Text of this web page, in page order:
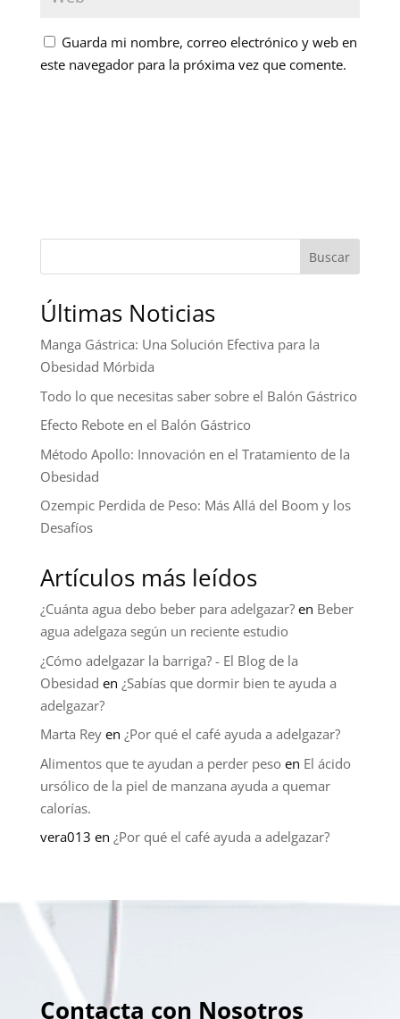
Guarda mi nombre, correo electrónico y web en
este navegador para la próxima vez que comente.
Buscar
Últimas Noticias
Manga Gástrica: Una Solución Efectiva para la
Obesidad Mórbida
Todo lo que necesitas saber sobre el Balón Gástrico
Efecto Rebote en el Balón Gástrico
Método Apollo: Innovación en el Tratamiento de la
Obesidad
Ozempic Perdida de Peso: Más Allá del Boom y los
Desafíos
Artículos más leídos
¿Cuánta agua debo beber para adelgazar?en Beber
agua adelgaza según un reciente estudio
¿Cómo adelgazar la barriga? - El Blog de la
Obesidad en ¿Sabías que dormir bien te ayuda a
adelgazar?
Marta Reyen ¿Por qué el café ayuda a adelgazar?
Alimentos que te ayudan a perder pesoen El ácido
ursólico de la piel de manzana ayuda a quemar
calorías.
vera013 en ¿Por qué el café ayuda a adelgazar?
Contacta con Nosotros